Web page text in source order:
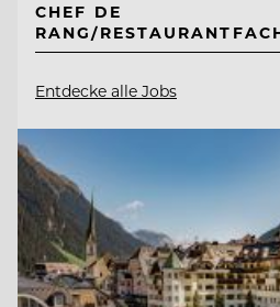
CHEF DE
RANG/
Entdecke alle Jobs